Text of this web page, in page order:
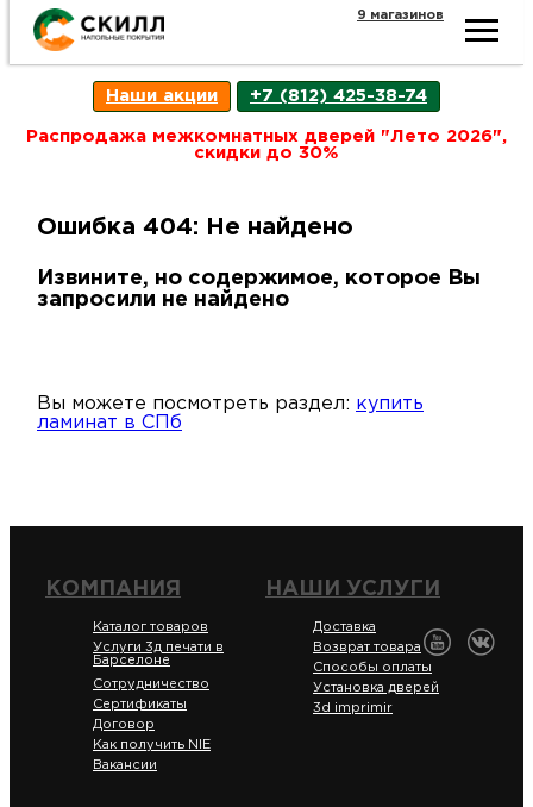
9 магазинов
Наши акции +7 (812) 425-38-74
Распродажа межкомнатных дверей "Лето 2026",
скидки до 30%
Ошибка 404: Не найдено
Извините, но содержимое, которое Вы
запросили не найдено
Вы можете посмотреть раздел: купить
ламинат в СПб
КОМПАНИЯ
Каталог товаров
Услуги 3д печати в
Барселоне
Сотрудничество
Сертификаты
Договор
Как получить NIE
Вакансии
НАШИ УСЛУГИ
Доставка
Возврат товара
Способы оплаты
Установка дверей
3d imprimir